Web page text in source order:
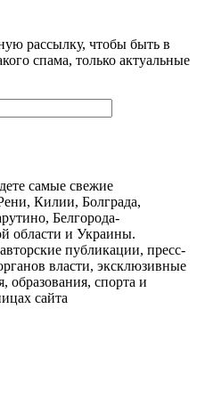
рассылку, чтобы быть в
спама, только актуальные
самые свежие
Килии, Болграда,
Белгорода-
области и Украины.
публикации, пресс-
власти, эксклюзивные
образования, спорта и
сайта